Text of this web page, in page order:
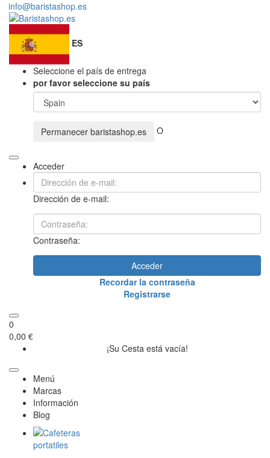
info@baristashop.es
ES
Seleccione el país de entrega
por favor seleccione su país
Permanecer baristashop.es O
Acceder
Dirección de e-mail:
Contraseña:
Acceder
Recordar la contraseña
Registrarse
0
0,00 €
¡Su Cesta está vacía!
Menú
Marcas
Información
Blog